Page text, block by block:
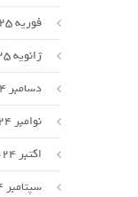
فوریه 2025
ژانویه 2025
دسامبر 2024
نوامبر 2024
اکتبر 2024
سپتامبر 2024